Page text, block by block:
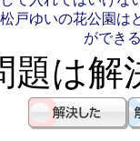
戸ゆいの花公園は
ができ
題は解